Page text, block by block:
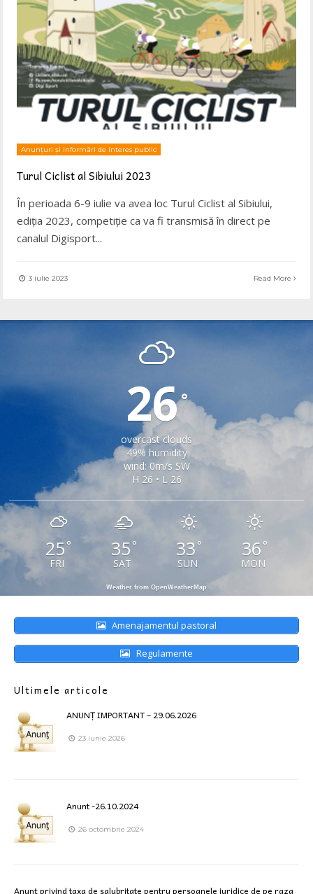
Anunțuri și informări de interes public
Turul Ciclist al Sibiului 2023
În perioada 6-9 iulie va avea loc Turul Ciclist al Sibiului,
ediția 2023, competiție ca va fi transmisă în direct pe
canalul Digisport...
3 iulie 2023 Read More
26°
overcast clouds
49% humidity
wind: 0m/s SW
H 26 • L 26
25 °
FRI
35 °
SAT
33 °
SUN
36 °
MON
Weather from OpenWeatherMap
Amenajamentul pastoral
Regulamente
Ultimele articole
ANUNȚ IMPORTANT – 29.06.2026
23 iunie 2026
Anunt -26.10.2024
26 octombrie 2024
Anunț privind taxa de salubritate pentru persoanele juridice de pe raza